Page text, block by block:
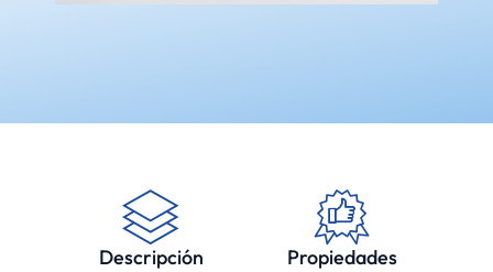
Descripción
Propiedades